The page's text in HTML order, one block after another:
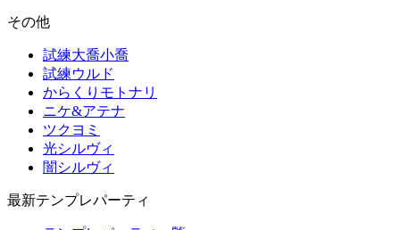
その他
試練大喬小喬
試練ウルド
からくりモトナリ
ニケ&アテナ
ツクヨミ
光シルヴィ
闇シルヴィ
最新テンプレパーティ